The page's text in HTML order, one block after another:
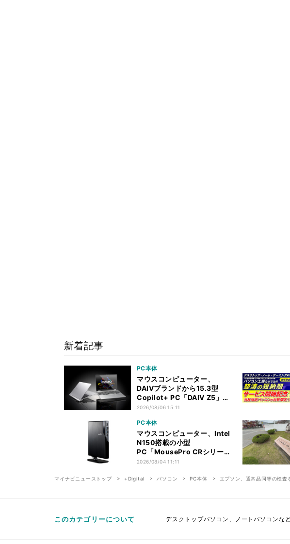
新着記事
PC本体
マウスコンピューター、
DAIVブランドから15.3型
Copilot+ PC「DAIV Z5」発
売
2026/08/06 15:11
PC本体
マウスコンピューター、Intel
N150搭載の小型
PC「MousePro CRシリー
ズ」
2026/08/04 11:11
マイナビニューストップ +Digital パソコン PC本体 エプソン、通常品同等の検
このカテゴリーについて デスクトップパソコン、ノートパソコンな